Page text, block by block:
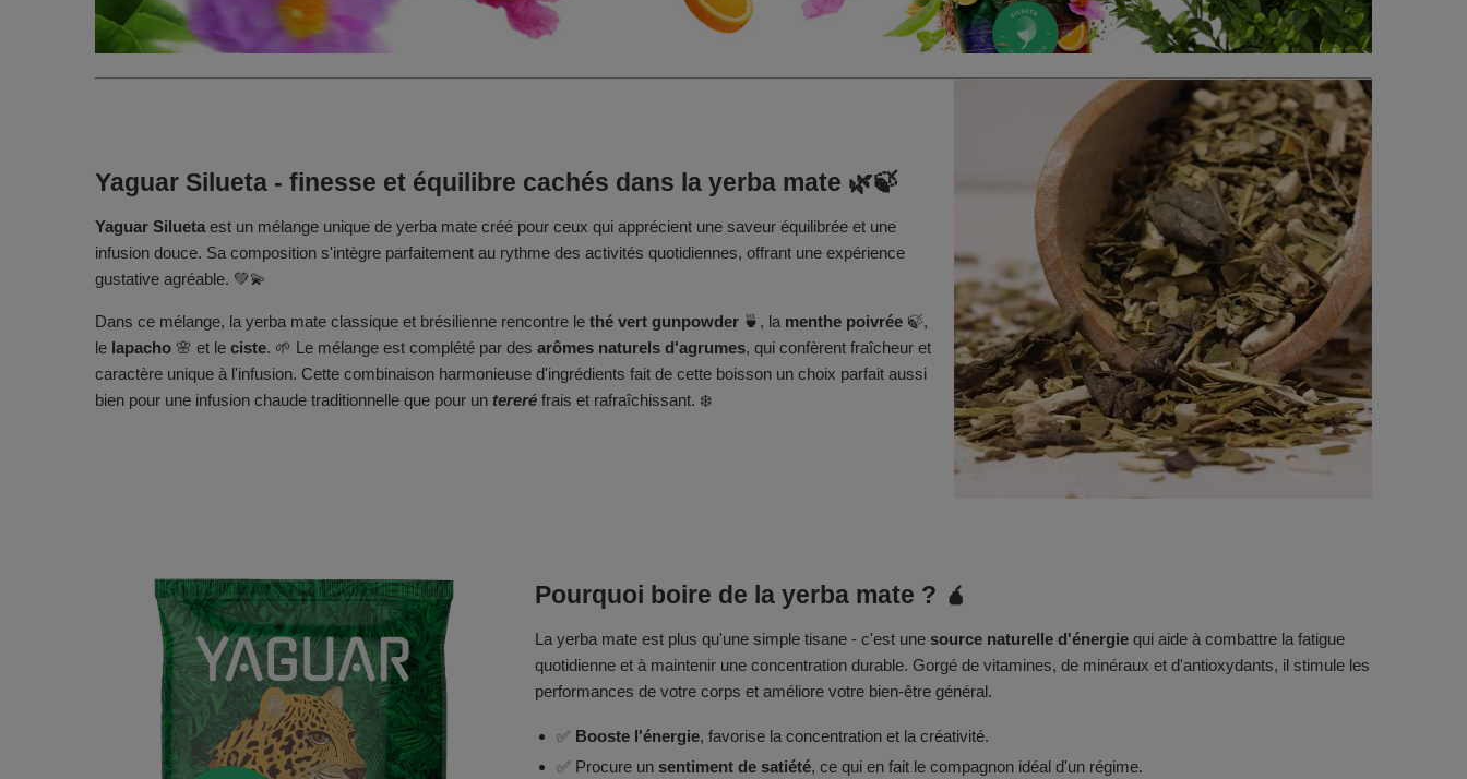
Yaguar Silueta - finesse et équilibre cachés dans la yerba mate 🌿🍃
Yaguar Silueta est un mélange unique de yerba mate créé pour ceux qui apprécient une saveur équilibrée et une
infusion douce. Sa composition s'intègre parfaitement au rythme des activités quotidiennes, offrant une expérience
gustative agréable. 💚💫
Dans ce mélange, la yerba mate classique et brésilienne rencontre le thé vert gunpowder 🍵, la menthe poivrée 🍃,
le lapacho 🌸 et le ciste. 🌱 Le mélange est complété par des arômes naturels d'agrumes, qui confèrent fraîcheur et
caractère unique à l'infusion. Cette combinaison harmonieuse d'ingrédients fait de cette boisson un choix parfait aussi
bien pour une infusion chaude traditionnelle que pour un tereré frais et rafraîchissant. ❄️
Pourquoi boire de la yerba mate ? 🧉
La yerba mate est plus qu'une simple tisane - c'est une source naturelle d'énergie qui aide à combattre la fatigue
quotidienne et à maintenir une concentration durable. Gorgé de vitamines, de minéraux et d'antioxydants, il stimule les
performances de votre corps et améliore votre bien-être général.
✅ Booste l'énergie, favorise la concentration et la créativité.
✅ Procure un sentiment de satiété, ce qui en fait le compagnon idéal d'un régime.